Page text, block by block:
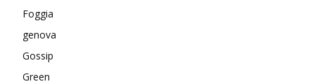
Foggia
genova
Gossip
Green